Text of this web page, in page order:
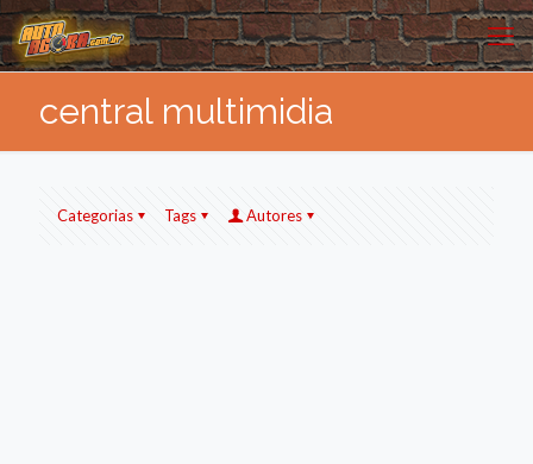
central multimidia
Categorias Tags Autores